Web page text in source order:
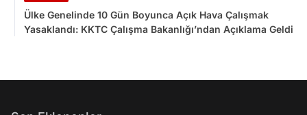
Ülke Genelinde 10 Gün Boyunca Açık Hava Çalışmak
Yasaklandı: KKTC Çalışma Bakanlığı’ndan Açıklama Geldi